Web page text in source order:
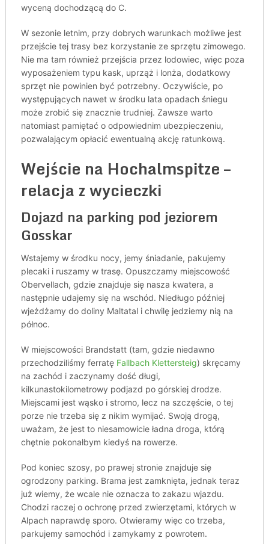
wyceną dochodzącą do C.
W sezonie letnim, przy dobrych warunkach możliwe jest
przejście tej trasy bez korzystanie ze sprzętu zimowego.
Nie ma tam również przejścia przez lodowiec, więc poza
wyposażeniem typu kask, uprząż i lonża, dodatkowy
sprzęt nie powinien być potrzebny. Oczywiście, po
występujących nawet w środku lata opadach śniegu
może zrobić się znacznie trudniej. Zawsze warto
natomiast pamiętać o odpowiednim ubezpieczeniu,
pozwalającym opłacić ewentualną akcję ratunkową.
Wejście na Hochalmspitze –
relacja z wycieczki
Dojazd na parking pod jeziorem
Gosskar
Wstajemy w środku nocy, jemy śniadanie, pakujemy
plecaki i ruszamy w trasę. Opuszczamy miejscowość
Obervellach, gdzie znajduje się nasza kwatera, a
następnie udajemy się na wschód. Niedługo później
wjeżdżamy do doliny Maltatal i chwilę jedziemy nią na
północ.
W miejscowości Brandstatt (tam, gdzie niedawno
przechodziliśmy ferratę Fallbach Klettersteig) skręcamy
na zachód i zaczynamy dość długi,
kilkunastokilometrowy podjazd po górskiej drodze.
Miejscami jest wąsko i stromo, lecz na szczęście, o tej
porze nie trzeba się z nikim wymijać. Swoją drogą,
uważam, że jest to niesamowicie ładna droga, którą
chętnie pokonałbym kiedyś na rowerze.
Pod koniec szosy, po prawej stronie znajduje się
ogrodzony parking. Brama jest zamknięta, jednak teraz
już wiemy, że wcale nie oznacza to zakazu wjazdu.
Chodzi raczej o ochronę przed zwierzętami, których w
Alpach naprawdę sporo. Otwieramy więc co trzeba,
parkujemy samochód i zamykamy z powrotem.